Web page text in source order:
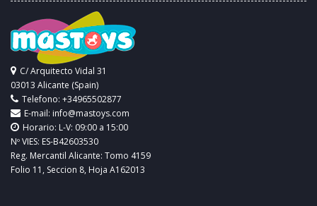
C/ Arquitecto Vidal 31
03013 Alicante (Spain)
Telefono: +34965502877
E-mail: info@mastoys.com
Horario: L-V: 09:00 a 15:00
Nº VIES: ES-B42603530
Reg. Mercantil Alicante: Tomo 4159
Folio 11, Seccion 8, Hoja A162013